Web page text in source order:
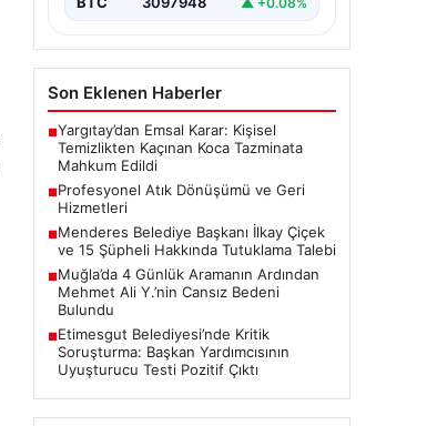
Son Eklenen Haberler
■Yargıtay’dan Emsal Karar: Kişisel
Temizlikten Kaçınan Koca Tazminata
Mahkum Edildi
■Profesyonel Atık Dönüşümü ve Geri
Hizmetleri
■Menderes Belediye Başkanı İlkay Çiçek
ve 15 Şüpheli Hakkında Tutuklama Talebi
■Muğla’da 4 Günlük Aramanın Ardından
Mehmet Ali Y.’nin Cansız Bedeni
Bulundu
■Etimesgut Belediyesi’nde Kritik
Soruşturma: Başkan Yardımcısının
Uyuşturucu Testi Pozitif Çıktı